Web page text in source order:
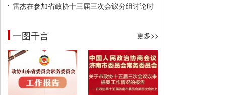
雷杰在参加省政协十三届三次会议分组讨论时
一图千言 更多>>